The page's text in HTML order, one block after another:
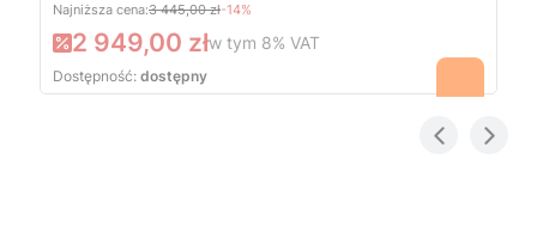
2 949,00 złw tym 8% VAT
Najniższa cena:3 445,00 zł-14%
Dostępność: dostępny